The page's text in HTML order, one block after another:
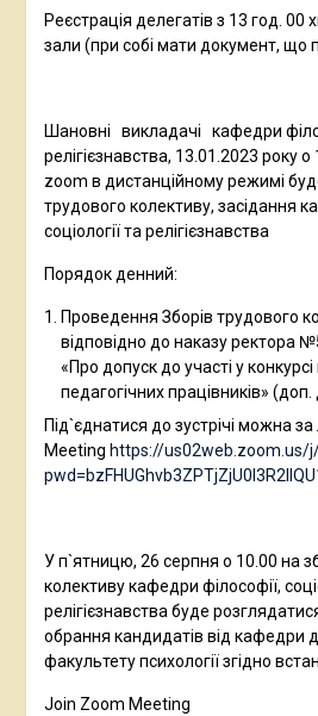
Реєстрація делегатів з 13 год. 00
зали (при собі мати документ, що
Шановні викладачі кафедри
релігієзнавства, 13.01.2023 року
zoom в дистанційному режимі
трудового колективу, засідання
соціології та релігієзнавства
Порядок денний:
Проведення Зборів трудового
відповідно до наказу ректора
«Про допуск до участі у
педагогічних працівників»
Під`єднатися до зустрічі можна
Meeting https://us02web.zoom.us/
У п`ятницю, 26 серпня о 10.00 на
колективу кафедри філософії,
релігієзнавства буде
обрання кандидатів від кафедри
факультету психології згідно
Join Zoom Meeting